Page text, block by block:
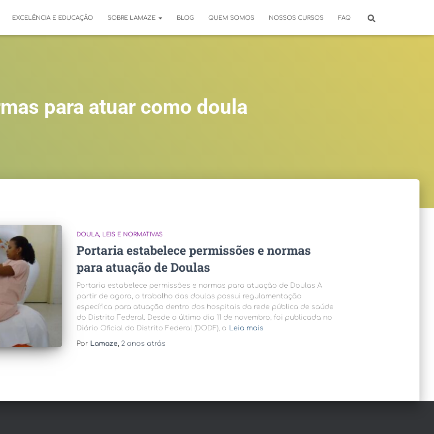
EXCELÊNCIA E EDUCAÇÃO SOBRE LAMAZE BLOG QUEM SOMOS NOSSOS CURSOS FAQ
para atuar como doula
DOULA LEIS E NORMATIVAS
Portaria estabelece permissões e normas
para atuação de Doulas
Portaria estabelece permissões e normas para atuação de Doulas A
partir de agora, o trabalho das doulas possui regulamentação
específica para atuação dentro dos hospitais da rede pública de saúde
do Distrito Federal. Desde o último dia 11 de novembro, foi publicada no
Diário Oficial do Distrito Federal (DODF), a Leia mais
Por Lamaze, 2 anos atrás